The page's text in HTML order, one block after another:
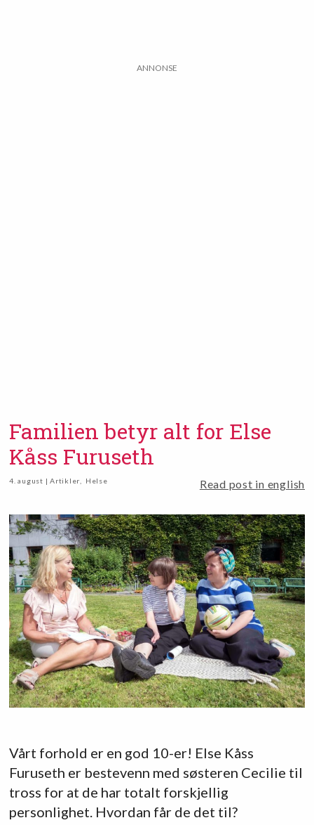
ANNONSE
Familien betyr alt for Else
Kåss Furuseth
4. august | Artikler Helse Read post in english
Vårt forhold er en god 10-er! Else Kåss
Furuseth er bestevenn med søsteren Cecilie til
tross for at de har totalt forskjellig
personlighet. Hvordan får de det til?